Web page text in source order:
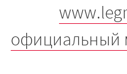
официальный